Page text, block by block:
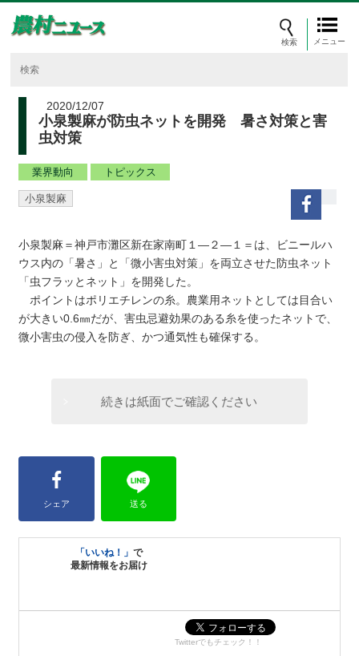
メニュー
2020/12/07
小泉製麻が防虫ネットを開発 暑さ対策と害
虫対策
業界動向 トピックス
小泉製麻
小泉製麻＝神戸市灘区新在家南町１―２―１＝は、ビニールハ
ウス内の「暑さ」と「微小害虫対策」を両立させた防虫ネット
「虫フラッとネット」を開発した。
ポイントはポリエチレンの糸。農業用ネットとしては目合い
が大きい0.6㎜だが、害虫忌避効果のある糸を使ったネットで、
微小害虫の侵入を防ぎ、かつ通気性も確保する。
続きは紙面でご確認ください
シェア 送る
「いいね！」で
最新情報をお届け
Twitterでもチェック！！